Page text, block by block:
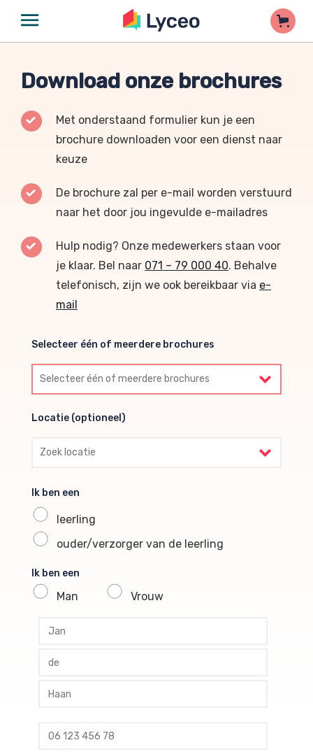
Download onze brochures
Met onderstaand formulier kun je een
brochure downloaden voor een dienst naar
keuze
De brochure zal per e-mail worden verstuurd
naar het door jou ingevulde e-mailadres
Hulp nodig? Onze medewerkers staan voor
je klaar. Bel naar 071 – 79 000 40. Behalve
telefonisch, zijn we ook bereikbaar via e-
mail
Selecteer één of meerdere brochures
Selecteer één of meerdere brochures
Locatie (optioneel)
Locatie (optioneel)
Ik ben een
leerling
ouder/verzorger van de leerling
Ik ben een
Man Vrouw
profile voornaam
profile tussenvoegsel
profile achternaam
profile telefoon